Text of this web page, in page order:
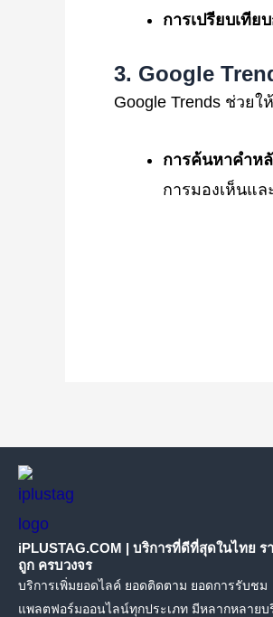
การเปรียบเทีย
3. Google
Google Trends ช่วย
การค้นหาคำห
การมองเห็นแ
iPLUSTAG.COM | บริการที่ดีที่สุดในไทย ร
ถูก ครบวงจร
บริการเพิ่มยอดไลค์ ยอดติดตาม ยอดการรับชม
แพลตฟอร์มออนไลน์ทุกประเภท มีหลากหลายบ